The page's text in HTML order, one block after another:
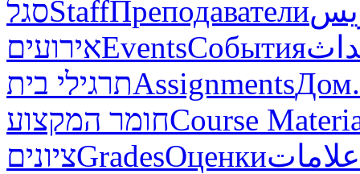
סגלStaffПреподаватели
אירועיםEventsСобытия
תרגילי ביתAssignmentsДом.
חומר המקצועCourse
ציוניםGradesОценкиعلامات